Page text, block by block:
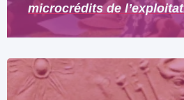
microcrédits de